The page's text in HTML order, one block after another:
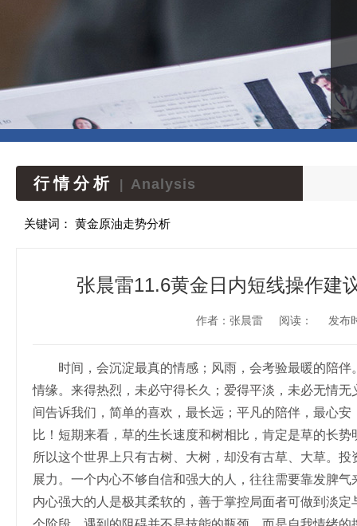
行情分析 Analysis
关键词： 黄金原油走势分析
张晨雷11.6黄金日内短线操作建
作者：张晨雷 阅读： 发布
时间，会沉淀最真的情感；风雨，会考验最暖的陪伴
情缘。来得热烈，未必守得长久；爱得平淡，未必无情
间告诉我们，简单的喜欢，最长远；平凡的陪伴，最心
比！短期来看，草的生长速度和树相比，肯定是草的长
所以这个世界上只有古树、大树，却没有古草、大草。
展力。一个内心不够自信和强大的人，往往需要靠发脾
内心强大的人是极其柔软的，善于掌控局面者可做到淡